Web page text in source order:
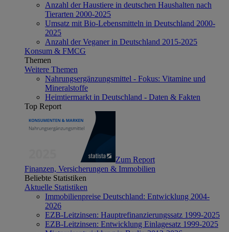
Anzahl der Haustiere in deutschen Haushalten nach
Tierarten 2000-2025
Umsatz mit Bio-Lebensmitteln in Deutschland 2000-
2025
Anzahl der Veganer in Deutschland 2015-2025
Konsum & FMCG
Themen
Weitere Themen
Nahrungsergänzungsmittel - Fokus: Vitamine und
Mineralstoffe
Heimtiermarkt in Deutschland - Daten & Fakten
Top Report
Zum Report
Finanzen, Versicherungen & Immobilien
Beliebte Statistiken
Aktuelle Statistiken
Immobilienpreise Deutschland: Entwicklung 2004-
2026
EZB-Leitzinsen: Hauptrefinanzierungssatz 1999-2025
EZB-Leitzinsen: Entwicklung Einlagesatz 1999-2025